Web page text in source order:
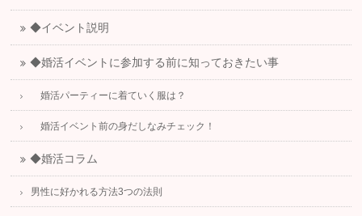
◆イベント説明
◆婚活イベントに参加する前に知っておきたい事
婚活パーティーに着ていく服は？
婚活イベント前の身だしなみチェック！
◆婚活コラム
男性に好かれる方法3つの法則